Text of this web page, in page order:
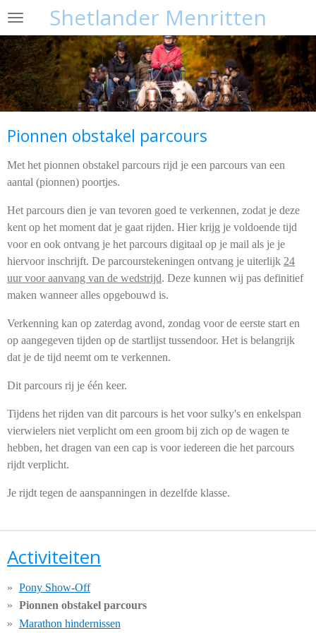
Ga
naar
de
hoofdinhoud
Shetlander Menritten
Pionnen obstakel parcours
Met het pionnen obstakel parcours rijd je een parcours van een
aantal (pionnen) poortjes.
Het parcours dien je van tevoren goed te verkennen, zodat je deze
kent op het moment dat je gaat rijden. Hier krijg je voldoende tijd
voor en ook ontvang je het parcours digitaal op je mail als je je
hiervoor inschrijft. De parcourstekeningen ontvang je uiterlijk 24
uur voor aanvang van de wedstrijd. Deze kunnen wij pas definitief
maken wanneer alles opgebouwd is.
Verkenning kan op zaterdag avond, zondag voor de eerste start en
op aangegeven tijden op de startlijst tussendoor. Het is belangrijk
dat je de tijd neemt om te verkennen.
Dit parcours rij je één keer.
Tijdens het rijden van dit parcours is het voor sulky's en enkelspan
vierwielers niet verplicht om een groom bij zich op de wagen te
hebben, het dragen van een cap is voor iedereen die het parcours
rijdt verplicht.
Je rijdt tegen de aanspanningen in dezelfde klasse.
Activiteiten
Pony Show-Off
Pionnen obstakel parcours
Marathon hindernissen